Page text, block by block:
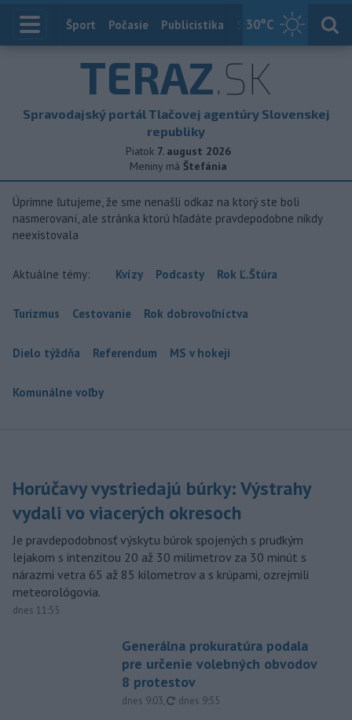
30°C
Index
Šport Počasie Publicistika Slovensko
TERAZ.SK
Spravodajský portál Tlačovej agentúry Slovenskej
republiky
Piatok 7. august 2026
Meniny má Štefánia
Úprimne ľutujeme, že sme nenašli odkaz na ktorý ste boli
nasmerovaní, ale stránka ktorú hľadáte pravdepodobne nikdy
neexistovala
Aktuálne témy: Kvízy Podcasty Rok Ľ.Štúra
Turizmus Cestovanie Rok dobrovoľníctva
Dielo týždňa Referendum MS v hokeji
Komunálne voľby
Horúčavy vystriedajú búrky: Výstrahy
vydali vo viacerých okresoch
Je pravdepodobnosť výskytu búrok spojených s prudkým
lejakom s intenzitou 20 až 30 milimetrov za 30 minút s
nárazmi vetra 65 až 85 kilometrov a s krúpami, ozrejmili
meteorológovia.
dnes 11:55
Generálna prokuratúra podala
pre určenie volebných obvodov
8 protestov
dnes 9:03, aktualizované
dnes 9:55